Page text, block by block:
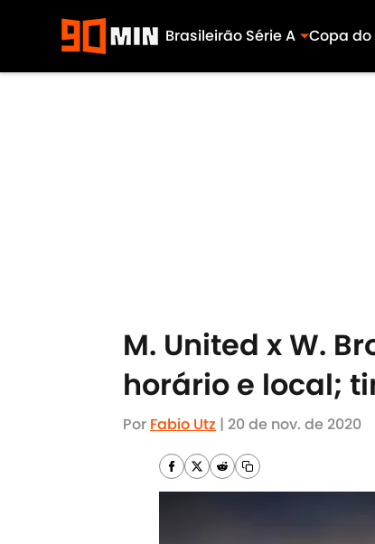
Brasileirão Série A Copa
M. United x W.
horário e local;
Por Fabio Utz | 20 de nov. de 2020